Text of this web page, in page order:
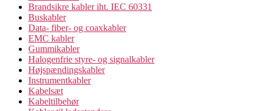
Brandsikre kabler iht. IEC 60331
Buskabler
Data- fiber- og coaxkabler
EMC kabler
Gummikabler
Halogenfrie styre- og signalkabler
Højspændingskabler
Instrumentkabler
Kabelsæt
Kabeltilbehør